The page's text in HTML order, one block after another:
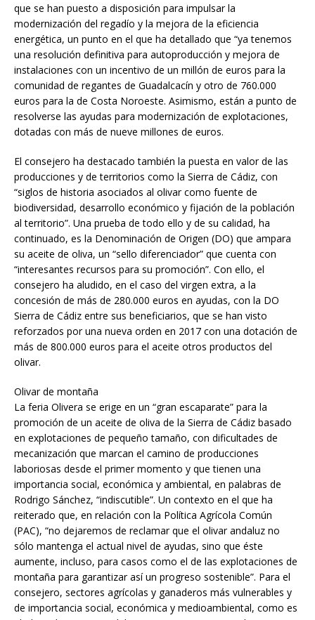
que se han puesto a disposición para impulsar la
modernización del regadío y la mejora de la eficiencia
energética, un punto en el que ha detallado que “ya tenemos
una resolución definitiva para autoproducción y mejora de
instalaciones con un incentivo de un millón de euros para la
comunidad de regantes de Guadalcacín y otro de 760.000
euros para la de Costa Noroeste. Asimismo, están a punto de
resolverse las ayudas para modernización de explotaciones,
dotadas con más de nueve millones de euros.
El consejero ha destacado también la puesta en valor de las
producciones y de territorios como la Sierra de Cádiz, con
“siglos de historia asociados al olivar como fuente de
biodiversidad, desarrollo económico y fijación de la población
al territorio”. Una prueba de todo ello y de su calidad, ha
continuado, es la Denominación de Origen (DO) que ampara
su aceite de oliva, un “sello diferenciador” que cuenta con
“interesantes recursos para su promoción”. Con ello, el
consejero ha aludido, en el caso del virgen extra, a la
concesión de más de 280.000 euros en ayudas, con la DO
Sierra de Cádiz entre sus beneficiarios, que se han visto
reforzados por una nueva orden en 2017 con una dotación de
más de 800.000 euros para el aceite otros productos del
olivar.
Olivar de montaña
La feria Olivera se erige en un “gran escaparate” para la
promoción de un aceite de oliva de la Sierra de Cádiz basado
en explotaciones de pequeño tamaño, con dificultades de
mecanización que marcan el camino de producciones
laboriosas desde el primer momento y que tienen una
importancia social, económica y ambiental, en palabras de
Rodrigo Sánchez, “indiscutible”. Un contexto en el que ha
reiterado que, en relación con la Política Agrícola Común
(PAC), “no dejaremos de reclamar que el olivar andaluz no
sólo mantenga el actual nivel de ayudas, sino que éste
aumente, incluso, para casos como el de las explotaciones de
montaña para garantizar así un progreso sostenible”. Para el
consejero, sectores agrícolas y ganaderos más vulnerables y
de importancia social, económica y medioambiental, como es